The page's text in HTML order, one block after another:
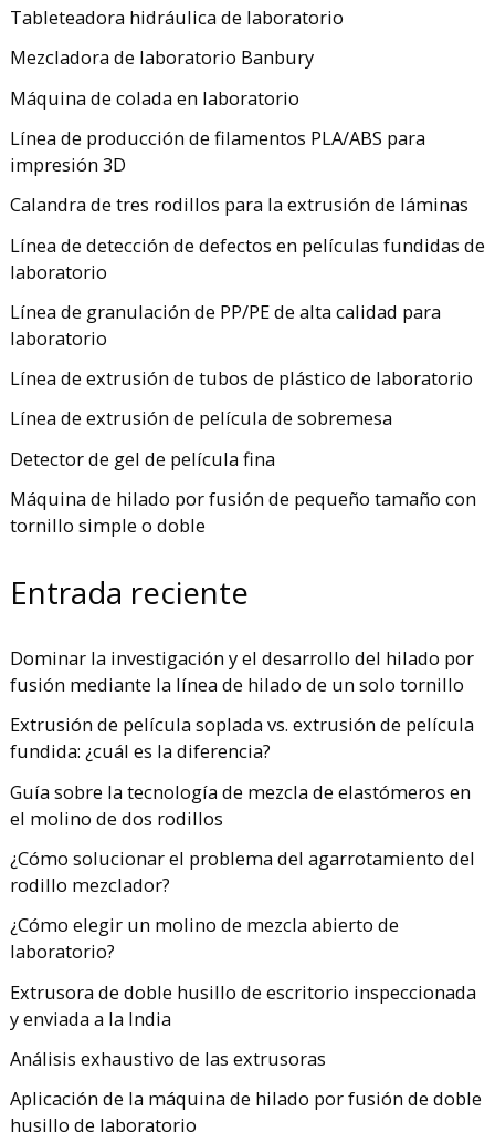
Tableteadora hidráulica de laboratorio
Mezcladora de laboratorio Banbury
Máquina de colada en laboratorio
Línea de producción de filamentos PLA/ABS para
impresión 3D
Calandra de tres rodillos para la extrusión de láminas
Línea de detección de defectos en películas fundidas de
laboratorio
Línea de granulación de PP/PE de alta calidad para
laboratorio
Línea de extrusión de tubos de plástico de laboratorio
Línea de extrusión de película de sobremesa
Detector de gel de película fina
Máquina de hilado por fusión de pequeño tamaño con
tornillo simple o doble
Entrada reciente
Dominar la investigación y el desarrollo del hilado por
fusión mediante la línea de hilado de un solo tornillo
Extrusión de película soplada vs. extrusión de película
fundida: ¿cuál es la diferencia?
Guía sobre la tecnología de mezcla de elastómeros en
el molino de dos rodillos
¿Cómo solucionar el problema del agarrotamiento del
rodillo mezclador?
¿Cómo elegir un molino de mezcla abierto de
laboratorio?
Extrusora de doble husillo de escritorio inspeccionada
y enviada a la India
Análisis exhaustivo de las extrusoras
Aplicación de la máquina de hilado por fusión de doble
husillo de laboratorio